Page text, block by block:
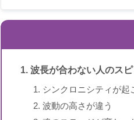
波長が合わない人のス
シンクロニシティが起
波動の高さが違う